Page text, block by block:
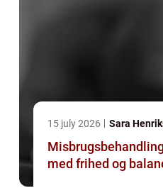
15 july 2026 Sara
Misbrugsbehandling vejen til et
med frihed og